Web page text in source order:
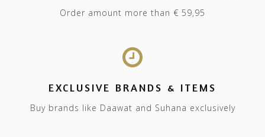
Order amount more than € 59,95
EXCLUSIVE BRANDS & ITEMS
Buy brands like Daawat and Suhana exclusively